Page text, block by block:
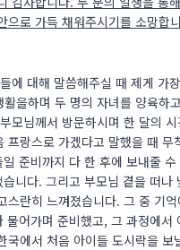
으로 가득 채워주시기를 소망합
에 대해 말씀해주실 때 제게 가
을하며 두 명의 자녀를 양육하
모님께서 방문하시며 한 달의
랑스로 가겠다고 말했을 때
준비까지 다 한 후에 보내줄
니다. 그리고 부모님 곁을 떠나
란히 느껴졌습니다. 그 중 기
어가며 준비했고, 그 과정에서
에서 처음 아이들 도시락을 보